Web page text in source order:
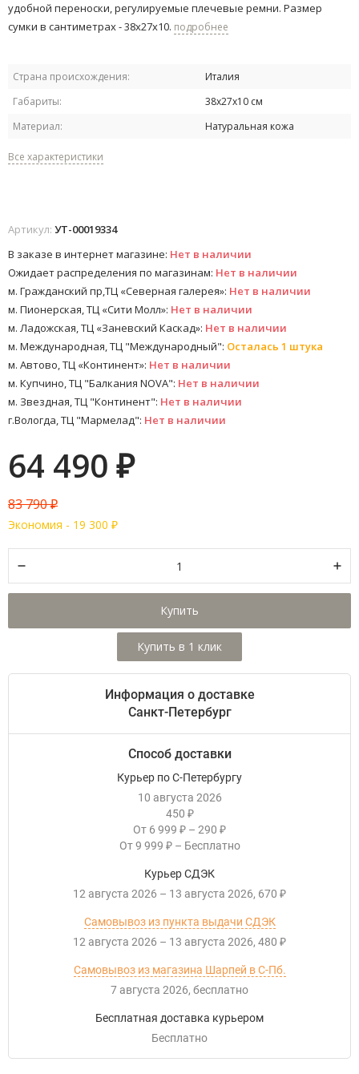
удобной переноски​, регулируемые плечевые ремни. Размер
сумки в сантиметрах - 38х27х10. подробнее
Страна происхождения:
Италия
Габариты:
38х27х10 см
Материал:
Натуральная кожа
Все характеристики
Артикул: УТ-00019334
В заказе в интернет магазине: Нет в наличии
Ожидает распределения по магазинам: Нет в наличии
м. Гражданский пр,ТЦ «Северная галерея»: Нет в наличии
м. Пионерская, ТЦ «Сити Молл»: Нет в наличии
м. Ладожская, ТЦ «Заневский Каскад»: Нет в наличии
м. Международная, ТЦ "Международный": Осталась 1 штука
м. Автово, ТЦ «Континент»: Нет в наличии
м. Купчино, ТЦ "Балкания NOVA": Нет в наличии
м. Звездная, ТЦ "Континент": Нет в наличии
г.Вологда, ТЦ "Мармелад": Нет в наличии
64 490 ₽
83 790₽
Экономия - 19 300 ₽
Купить
Информация о доставке
Санкт-Петербург
Способ доставки
Курьер по С-Петербургу
10 августа 2026
450 ₽
От 6 999 ₽ – 290 ₽
От 9 999 ₽ – Бесплатно
Курьер СДЭК
12 августа 2026 – 13 августа 2026 670 ₽
Самовывоз из пункта выдачи СДЭК
12 августа 2026 – 13 августа 2026 480 ₽
Самовывоз из магазина Шарпей в С-Пб.
7 августа 2026
Бесплатно
Бесплатная доставка курьером
Бесплатно